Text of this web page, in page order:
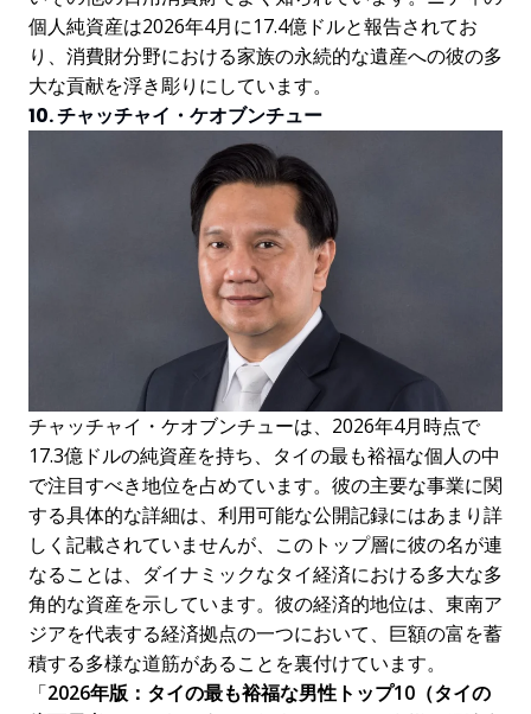
個人純資産は2026年4月に17.4億ドルと報告されてお
り、消費財分野における家族の永続的な遺産への彼の多
大な貢献を浮き彫りにしています。
10. チャッチャイ・ケオブンチュー
チャッチャイ・ケオブンチューは、2026年4月時点で
17.3億ドルの純資産を持ち、タイの最も裕福な個人の中
で注目すべき地位を占めています。彼の主要な事業に関
する具体的な詳細は、利用可能な公開記録にはあまり詳
しく記載されていませんが、このトップ層に彼の名が連
なることは、ダイナミックなタイ経済における多大な多
角的な資産を示しています。彼の経済的地位は、東南ア
ジアを代表する経済拠点の一つにおいて、巨額の富を蓄
積する多様な道筋があることを裏付けています。
「2026年版：タイの最も裕福な男性トップ10（タイの